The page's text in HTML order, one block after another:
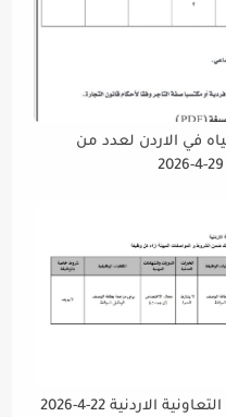
في الاردن لعدد من
الاردنية 22-4-2026